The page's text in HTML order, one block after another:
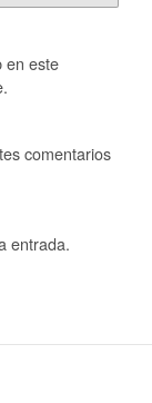
en este
comentarios
entrada.